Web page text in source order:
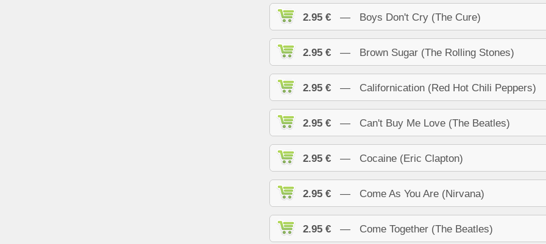
2.95 € — Boys Don't Cry (The Cure)
2.95 € — Brown Sugar (The Rolling Stones)
2.95 € — Californication (Red Hot Chili Peppers)
2.95 € — Can't Buy Me Love (The Beatles)
2.95 € — Cocaine (Eric Clapton)
2.95 € — Come As You Are (Nirvana)
2.95 € — Come Together (The Beatles)